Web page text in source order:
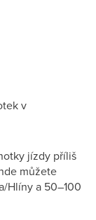
v
jízdy příliš
můžete
Hlíny a 50–100